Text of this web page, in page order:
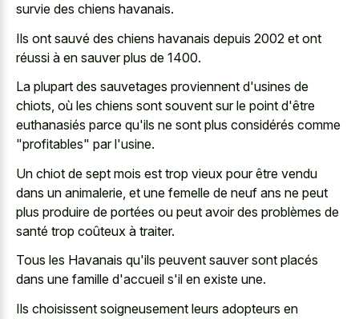
survie des chiens havanais.
Ils ont sauvé des chiens havanais depuis 2002 et ont
réussi à en sauver plus de 1400.
La plupart des sauvetages proviennent d'usines de
chiots, où les chiens sont souvent sur le point d'être
euthanasiés parce qu'ils ne sont plus considérés comme
"profitables" par l'usine.
Un chiot de sept mois est trop vieux pour être vendu
dans un animalerie, et une femelle de neuf ans ne peut
plus produire de portées ou peut avoir des problèmes de
santé trop coûteux à traiter.
Tous les Havanais qu'ils peuvent sauver sont placés
dans une famille d'accueil s'il en existe une.
Ils choisissent soigneusement leurs adopteurs en